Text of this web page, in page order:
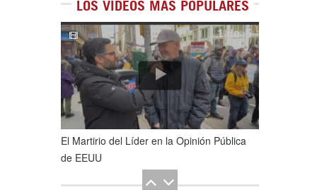
LOS VÍDEOS MÁS POPULARES
1de5
El Martirio del Líder en la Opinión Pública
de EEUU